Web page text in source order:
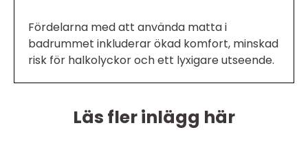
Fördelarna med att använda matta i
badrummet inkluderar ökad komfort, minskad
risk för halkolyckor och ett lyxigare utseende.
Läs fler inlägg här